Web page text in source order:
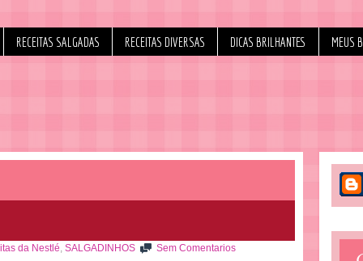
RECEITAS SALGADAS RECEITAS DIVERSAS DICAS BRILHANTES MEUS
da Nestlé, SALGADINHOS Sem Comentarios